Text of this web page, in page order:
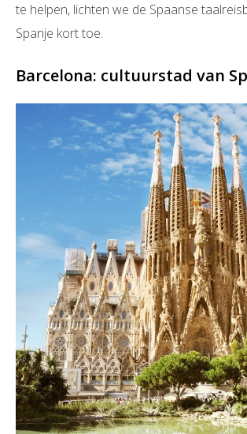
te helpen, lichten we de Spaanse
Spanje kort toe.
Barcelona: cultuurstad van